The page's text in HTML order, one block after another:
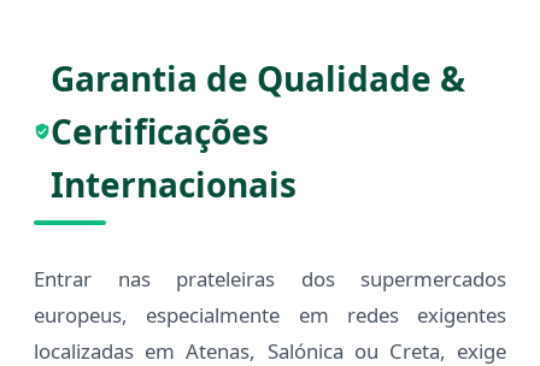
Garantia de Qualidade &
Certificações
Internacionais
Entrar nas prateleiras dos supermercados
europeus, especialmente em redes exigentes
localizadas em Atenas, Salónica ou Creta, exige